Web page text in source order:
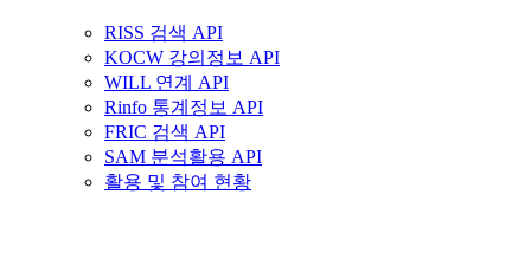
RISS 검색 API
KOCW 강의정보 API
WILL 연계 API
Rinfo 통계정보 API
FRIC 검색 API
SAM 분석활용 API
활용 및 참여 현황